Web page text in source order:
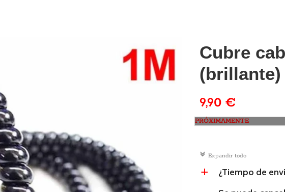
Cubre
(brillante)
9,90€
c Expandir todo
a ¿Tiempo de
PRÓXIMAMENTE